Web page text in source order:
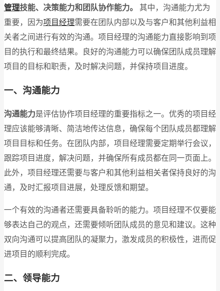
管理技能、决策能力和团队协作能力。
其中，沟通能力尤为
重要，因为项目经理需要在团队内部以及与客户和其他利益相
关者之间进行有效的沟通。项目经理的沟通能力直接影响到项
目的执行和最终结果。良好的沟通能力可以确保团队成员理解
项目的目标和职责，及时解决问题，并保持项目进度。
一、沟通能力
沟通能力是评估协作项目经理的重要指标之一。优秀的项目经
理应该能够清晰、简洁地传达信息，确保每个团队成员都理解
项目目标和任务。在团队内部，项目经理需要定期举行会议，
跟踪项目进度，解决问题，并确保所有成员都在同一页面上。
此外，项目经理还需要与客户和其他利益相关者保持良好的沟
通，及时汇报项目进展，处理反馈和期望。
一个有效的沟通者还需要具备聆听的能力。项目经理不仅要能
够表达自己的观点，还需要倾听团队成员的意见和建议。这种
双向沟通可以提高团队的凝聚力，激发成员的积极性，进而促
进项目的顺利完成。
二、领导能力